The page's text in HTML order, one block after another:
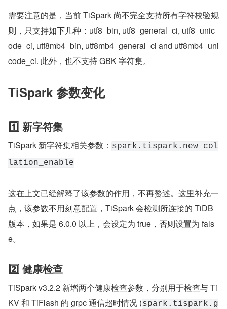
需要注意的是，当前 TiSpark 尚不完全支持所有字符校验规
则，只支持如下几种：utf8_bin, utf8_general_ci, utf8_unic
ode_ci, utf8mb4_bin, utf8mb4_general_ci and utf8mb4_uni
code_ci. 此外，也不支持 GBK 字符集。
TiSpark 参数变化
1️⃣ 新字符集
TiSpark 新字符集相关参数： spark.tispark.new_col
lation_enable
这在上文已经解释了该参数的作用，不再赘述。这里补充一
点，该参数不用刻意配置，TiSpark 会检测所连接的 TiDB
版本，如果是 6.0.0 以上，会设定为 true，否则设置为 fals
e。
2️⃣ 健康检查
TiSpark v3.2.2 新增两个健康检查参数，分别用于检查与 Ti
KV 和 TiFlash 的 grpc 通信超时情况 (spark.tispark.g